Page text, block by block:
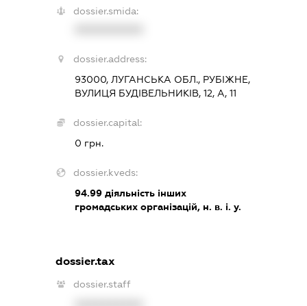
dossier.smida:
dossier.address:
93000, ЛУГАНСЬКА ОБЛ., РУБІЖНЕ,
ВУЛИЦЯ БУДІВЕЛЬНИКІВ, 12, А, 11
dossier.capital:
0 грн.
dossier.kveds:
94.99діяльність інших
громадських організацій, н. в. і. у.
dossier.tax
dossier.staff